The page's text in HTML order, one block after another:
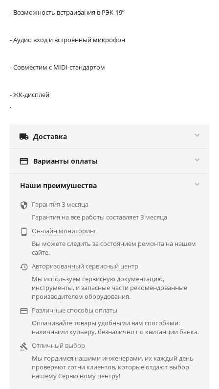
- Возможность встраивания в РЭК-19”
- Аудио вход и встроенный микрофон
- Совместим с MIDI-стандартом
- ЖК-дисплей
,
 Доставка
 Варианты оплаты
Наши преимушества
 Гарантия 3 месяца
Гарантия на все работы составляет 3 месяца

Он-лайн мониторинг
Вы можете следить за состоянием ремонта на нашем
сайте.
 Авторизованный сервисный центр
Мы используем сервисную документацию,
инструменты, и запасные части рекомендованные
производителем оборудования.
 Различные способы оплаты
Оплачивайте товары удобными вам способами:
наличными курьеру, безналично по квитанции банка.
 Отличный выбор
Мы гордимся нашими инженерами, их каждый день
проверяют сотни клиентов, которые отдают выбор
нашему Сервисному центру!